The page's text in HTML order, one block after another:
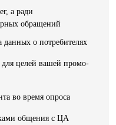
а ради
обращений
о потребителях
для целей вашей промо-
во время опроса
общения с ЦА